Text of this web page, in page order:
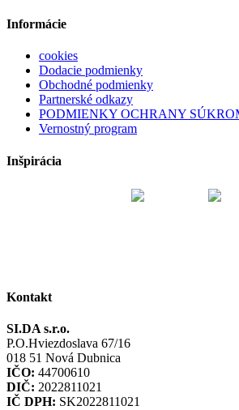
Informácie
cookies
Dodacie podmienky
Obchodné podmienky
Partnerské odkazy
PODMIENKY OCHRANY
Vernostný program
Inšpirácia
Kontakt
SI.DA s.r.o.
P.O.Hviezdoslava 67/16
018 51 Nová Dubnica
IČO: 44700610
DIČ: 2022811021
IČ DPH: SK2022811021